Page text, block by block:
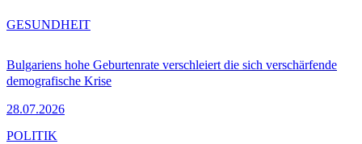
Bulgariens hohe Geburtenrate verschleiert die sich verschärfende
demografische Krise
28.07.2026
GESUNDHEIT
POLITIK